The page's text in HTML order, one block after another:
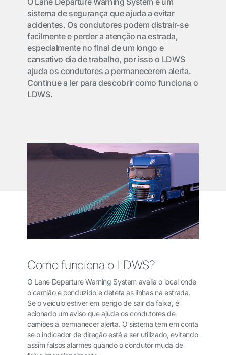
sistema de segurança que ajuda a evitar
acidentes. Os condutores podem distrair-se
facilmente e perder a atenção na estrada,
especialmente no final de um longo e
cansativo dia de trabalho, por isso o LDWS
ajuda os condutores a permanecerem alerta.
Continue a ler para descobrir como funciona o
LDWS.
Como funciona o LDWS?
O Lane Departure Warning System avalia o local onde
o camião é conduzido e deteta as linhas na estrada.
Se o veículo estiver em perigo de sair da faixa, é
acionado um aviso que ajuda os condutores de
camiões a permanecer alerta. O sistema tem em conta
se o indicador de direção está a ser utilizado, evitando
assim falsos alarmes quando o condutor muda de